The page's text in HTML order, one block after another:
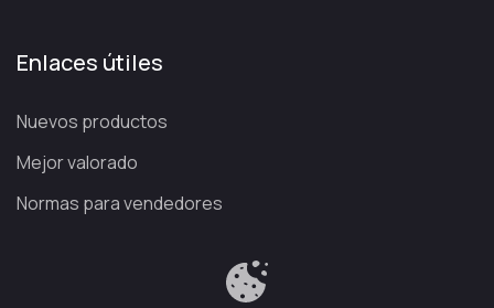
Enlaces útiles
Nuevos productos
Mejor valorado
Normas para vendedores
Términos y condiciones